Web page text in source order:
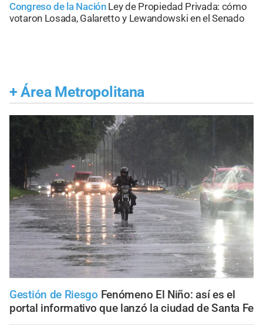
Congreso de la Nación Ley de Propiedad Privada: cómo
votaron Losada, Galaretto y Lewandowski en el Senado
+ Área Metropolitana
Gestión de Riesgo Fenómeno El Niño: así es el
portal informativo que lanzó la ciudad de Santa Fe